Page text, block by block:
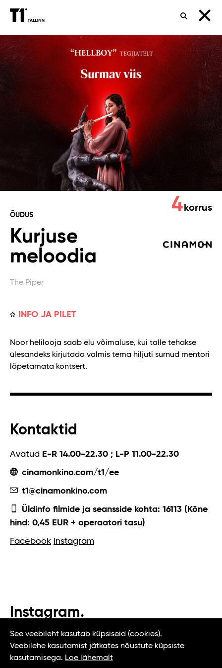
OTSING
Kurjuse
meloodia
ÕUDUS
Kurjuse
meloodia
The Piper
INFO JA PILET
4 korrus
Noor helilooja saab elu võimaluse, kui talle tehakse
ülesandeks kirjutada valmis tema hiljuti surnud mentori
lõpetamata kontsert.
Kontaktid
Avatud E-R 14.00-22.30 ; L-P 11.00-22.30
cinamonkino.com/t1/ee
t1@cinamonkino.com
Üldinfo filmide ja seansside kohta: 16113 (Kõne
hind: 0,45 EUR + operaatori tasu)
Facebook Instagram
Instagram.
#t1tallinn #tasteoftallinn
See veebileht kasutab küpsiseid (cookies).
Veebilehe kasutamist jätkates nõustute küpsiste
kasutamisega. Loe lähemalt